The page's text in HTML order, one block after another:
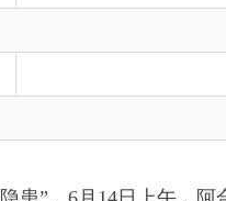
上午，阿合奇县应急管理局